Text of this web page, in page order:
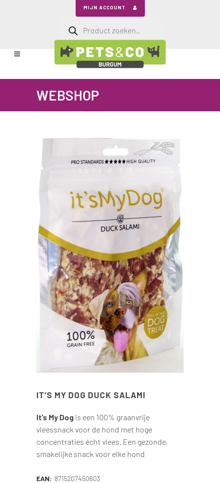
zoeken
MIJN ACCOUNT
WEBSHOP
IT’S MY DOG DUCK SALAMI
It’s My Dog is een 100% graanvrije
vleessnack voor de hond met hoge
concentraties écht vlees. Een gezonde,
smakelijke snack voor elke hond
EAN: 8715207450603